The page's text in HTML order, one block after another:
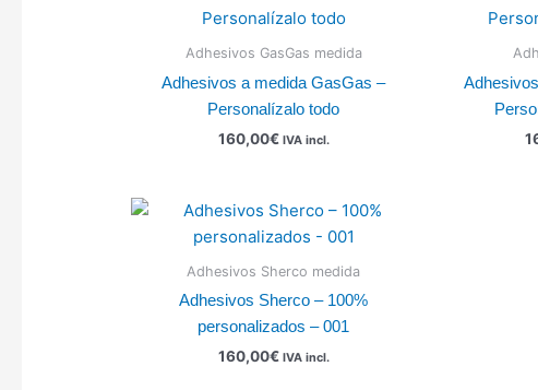
Adhesivos GasGas medida
Adhesivos a medida GasGas –
Personalízalo todo
160,00€ IVA incl.
Adhesivos Sherco medida
Adhesivos Sherco – 100%
personalizados – 001
160,00€ IVA incl.